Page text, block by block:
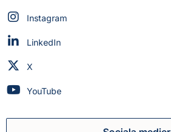
Myndigheten för civilt försvar på
Instagram
Myndigheten för civilt försvar på
LinkedIn
Myndigheten för civilt försvar på
X
Myndigheten för civilt försvar på
YouTube